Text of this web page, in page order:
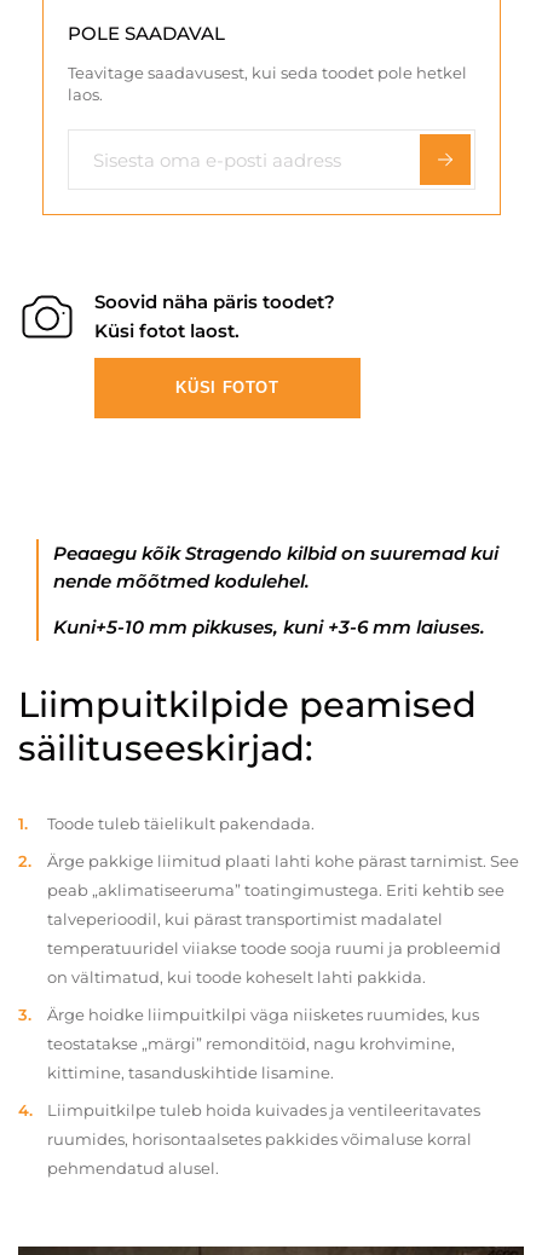
POLE SAADAVAL
Teavitage saadavusest, kui seda toodet pole hetkel
laos.
Soovid näha päris toodet?
Küsi fotot laost.
KÜSI FOTOT
Peaaegu kõik Stragendo kilbid on suuremad kui
nende mõõtmed kodulehel.
Kuni+5-10 mm pikkuses, kuni +3-6 mm laiuses.
Liimpuitkilpide peamised
säilituseeskirjad:
Toode tuleb täielikult pakendada.
Ärge pakkige liimitud plaati lahti kohe pärast tarnimist. See
peab „aklimatiseeruma” toatingimustega. Eriti kehtib see
talveperioodil, kui pärast transportimist madalatel
temperatuuridel viiakse toode sooja ruumi ja probleemid
on vältimatud, kui toode koheselt lahti pakkida.
Ärge hoidke liimpuitkilpi väga niisketes ruumides, kus
teostatakse „märgi” remonditöid, nagu krohvimine,
kittimine, tasanduskihtide lisamine.
Liimpuitkilpe tuleb hoida kuivades ja ventileeritavates
ruumides, horisontaalsetes pakkides võimaluse korral
pehmendatud alusel.